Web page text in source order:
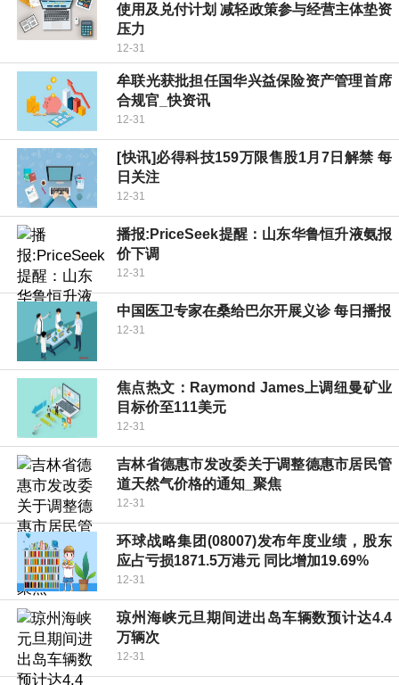
使用及兑付计划 减轻政策参与经营主体垫资
压力
12-31
牟联光获批担任国华兴益保险资产管理首席
合规官_快资讯
12-31
[快讯]必得科技159万限售股1月7日解禁 每
日关注
12-31
播报:PriceSeek提醒：山东华鲁恒升液氨报
价下调
12-31
中国医卫专家在桑给巴尔开展义诊 每日播报
12-31
焦点热文：Raymond James上调纽曼矿业
目标价至111美元
12-31
吉林省德惠市发改委关于调整德惠市居民管
道天然气价格的通知_聚焦
12-31
环球战略集团(08007)发布年度业绩，股东
应占亏损1871.5万港元 同比增加19.69%
12-31
琼州海峡元旦期间进出岛车辆数预计达4.4
万辆次
12-31